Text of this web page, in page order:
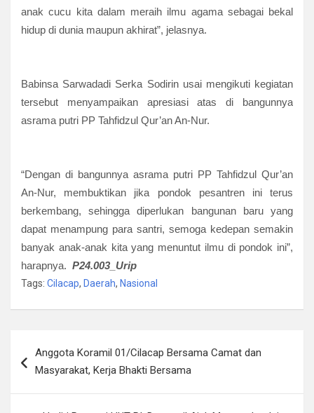
anak cucu kita dalam meraih ilmu agama sebagai bekal
hidup di dunia maupun akhirat”, jelasnya.
Babinsa Sarwadadi Serka Sodirin usai mengikuti kegiatan
tersebut menyampaikan apresiasi atas di bangunnya
asrama putri PP Tahfidzul Qur’an An-Nur.
“Dengan di bangunnya asrama putri PP Tahfidzul Qur’an
An-Nur, membuktikan jika pondok pesantren ini terus
berkembang, sehingga diperlukan bangunan baru yang
dapat menampung para santri, semoga kedepan semakin
banyak anak-anak kita yang menuntut ilmu di pondok ini”,
harapnya. P24.003_Urip
Tags: Cilacap, Daerah, Nasional
posAnggota Koramil 01/Cilacap Bersama Camat dan
Masyarakat, Kerja Bhakti Bersama